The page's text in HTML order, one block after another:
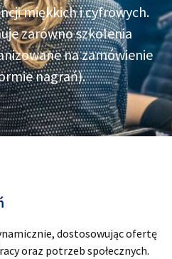
miękkich i cyfrowych.
zarówno szkolenia
na zamówienie
nagrań).
dostosowując ofertę
oraz potrzeb społecznych.